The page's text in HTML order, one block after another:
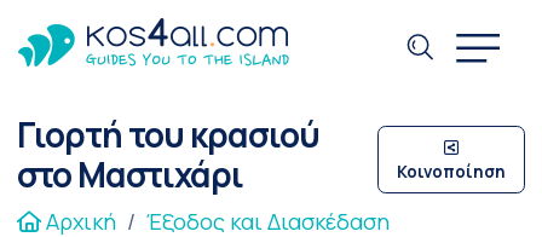
Γιορτή του κρασιού
στο Μαστιχάρι
Κοινοποίηση
Αρχική
Έξοδος και Διασκέδαση